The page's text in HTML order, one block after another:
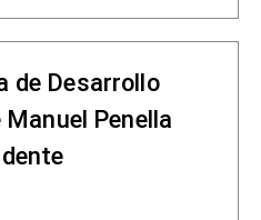
de Desarrollo
Manuel Penella